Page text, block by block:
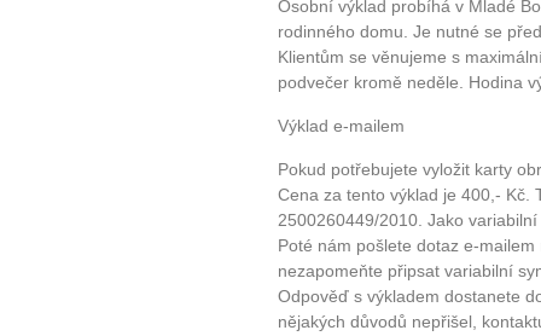
...
Máte pocit, že jste unaveni
Jak mít více energie
Jak vnést do života
Jak být šťastnější
Osobní výklad probíhá v Mladé
rodinného domu. Je nutné se
Klientům se věnujeme s
podvečer kromě neděle. Hodina
Výklad e-mailem
Pokud potřebujete vyložit karty
Cena za tento výklad je 400,- Kč.
2500260449/2010. Jako
Poté nám pošlete dotaz e-
nezapomeňte připsat variabilní
Odpověď s výkladem dostanete
nějakých důvodů nepřišel,